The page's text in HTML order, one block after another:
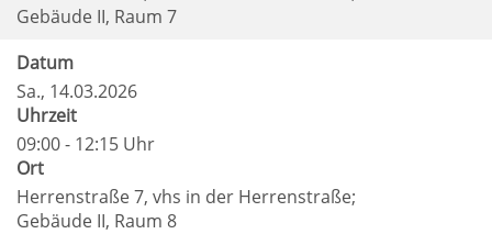
Gebäude II, Raum 7
Datum
Sa., 14.03.2026
Uhrzeit
09:00 - 12:15 Uhr
Ort
Herrenstraße 7, vhs in der Herrenstraße;
Gebäude II, Raum 8